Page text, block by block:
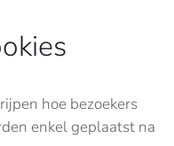
hoe bezoekers
enkel geplaatst na